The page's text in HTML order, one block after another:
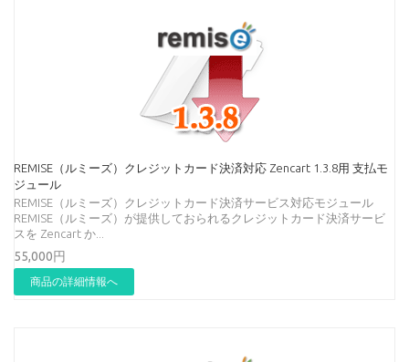
REMISE（ルミーズ）クレジットカード決済対応 Zencart 1.3.8用 支払モ
ジュール
REMISE（ルミーズ）クレジットカード決済サービス対応モジュール
REMISE（ルミーズ）が提供しておられるクレジットカード決済サービ
スを Zencart か...
55,000円
商品の詳細情報へ